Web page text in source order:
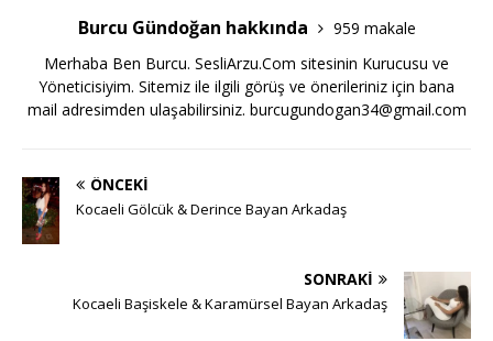
Burcu Gündoğan hakkında
959 makale
Merhaba Ben Burcu. SesliArzu.Com sitesinin Kurucusu ve
Yöneticisiyim. Sitemiz ile ilgili görüş ve önerileriniz için bana
mail adresimden ulaşabilirsiniz. burcugundogan34@gmail.com
ÖNCEKI
Kocaeli Gölcük & Derince Bayan Arkadaş
SONRAKI
Kocaeli Başiskele & Karamürsel Bayan Arkadaş